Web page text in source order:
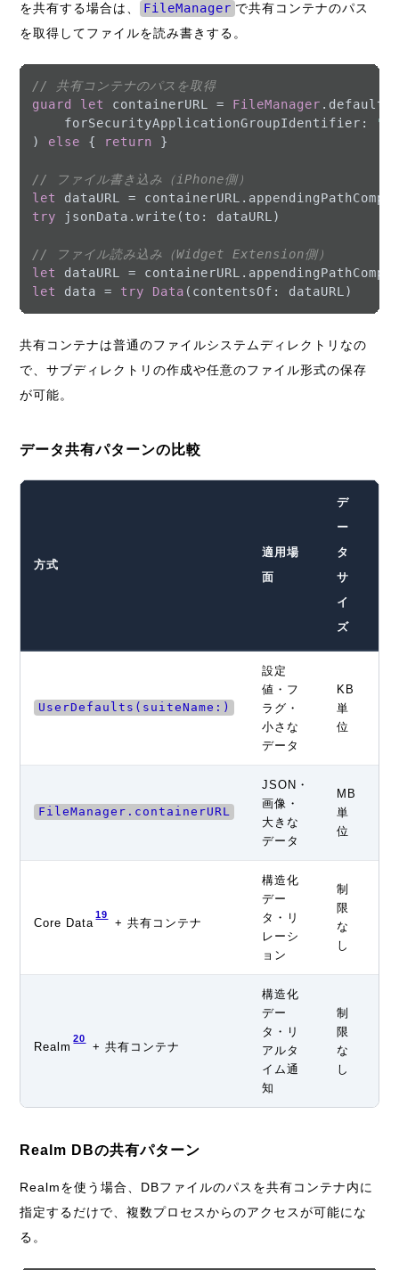
を共有する場合は、
FileManager で共有コンテナのパス
を取得してファイルを読み書きする。
// 共有コンテナのパスを取得
guard
let containerURL = FileManager
    forSecurityApplicationGroupIdentifier:
) else { return }
// ファイル書き込み（iPhone側）
let
dataURL =
try jsonData.write(to: dataURL)
// ファイル読み込み（Widget Extension側）
let
dataURL =
let
data = try Data
共有コンテナは普通のファイルシステムディレクトリなの
で、サブディレクトリの作成や任意のファイル形式の保存
が可能。
データ共有パターンの比較
方式
適用場
面
デ
ー
タ
サ
イ
ズ
UserDefaults(suiteName:)
設定
値・フ
ラグ・
小さな
データ
KB
単
位
FileManager.containerURL
JSON・
画像・
大きな
データ
MB
単
位
Core Data
19
+ 共有コンテナ
構造化
デー
タ・リ
レーシ
ョン
制
限
な
し
Realm
20
+ 共有コンテナ
構造化
デー
タ・リ
アルタ
イム通
知
制
限
な
し
Realm DBの共有パターン
Realmを使う場合、DBファイルのパスを共有コンテナ内に
指定するだけで、複数プロセスからのアクセスが可能にな
る。